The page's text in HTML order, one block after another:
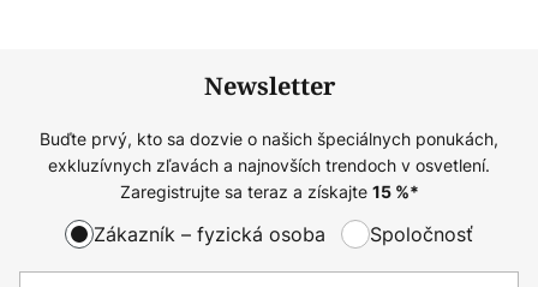
Newsletter
Buďte prvý, kto sa dozvie o našich špeciálnych ponukách,
exkluzívnych zľavách a najnovších trendoch v osvetlení.
Zaregistrujte sa teraz a získajte 15%*
Zákazník – fyzická osoba Spoločnosť